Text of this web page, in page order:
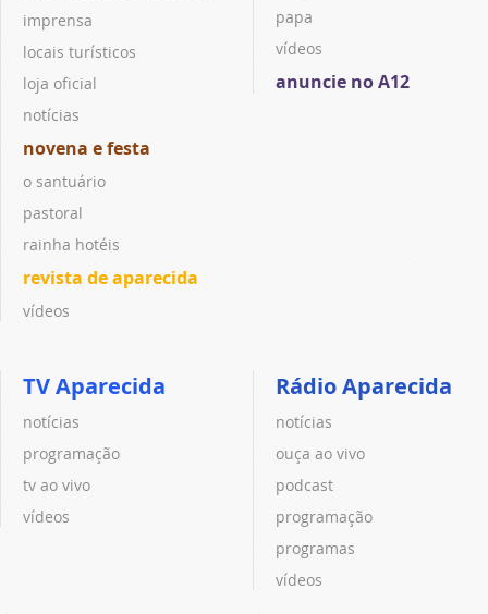
imprensa
locais turísticos
loja oficial
notícias
novena e festa
o santuário
pastoral
rainha hotéis
revista de aparecida
vídeos
papa
vídeos
anuncie no A12
TV Aparecida
notícias
programação
tv ao vivo
vídeos
Rádio Aparecida
notícias
ouça ao vivo
podcast
programação
programas
vídeos